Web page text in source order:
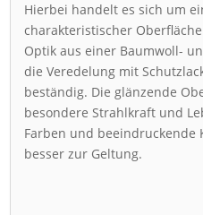
Hierbei handelt es sich um
charakteristischer
Optik aus einer Baumwoll-
die Veredelung mit
beständig. Die glänzende
besondere Strahlkraft und
Farben und beeindruckende
besser zur Geltung.